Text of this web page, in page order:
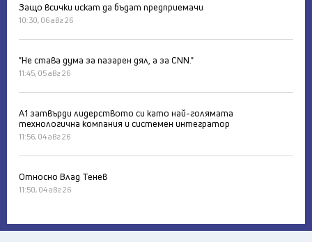
Защо всички искат да бъдат предприемачи
10:30, 06 авг 26
"Не става дума за пазарен дял, а за CNN."
11:45, 05 авг 26
А1 затвърди лидерството си като най-голямата
технологична компания и системен интегратор
11:56, 04 авг 26
Относно Влад Тенев
11:50, 04 авг 26